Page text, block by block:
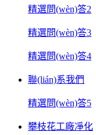
精選問(wèn)答2
精選問(wèn)答3
精選問(wèn)答4
聯(lián)系我們
精選問(wèn)答5
攀枝花工廠凈化